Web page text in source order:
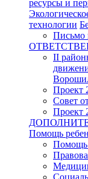
ресурсы и
технологии
Письмо
II
Совет
Проект
Помощь
Помощь